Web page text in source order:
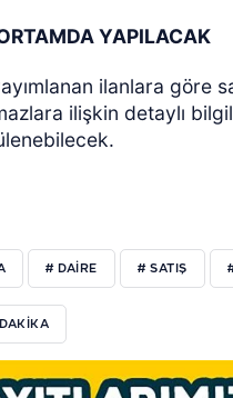
YAPILACAK
ilanlara göre
ilişkin detaylı
# DAIRE # SATIŞ